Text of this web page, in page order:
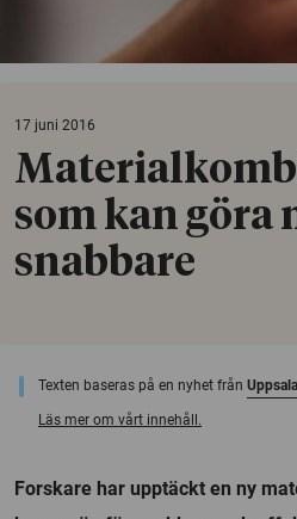
17 juni 2016
som kan göra
snabbare
Texten baseras på en nyhet från
Läs mer om vårt innehåll.
Forskare har upptäckt en ny